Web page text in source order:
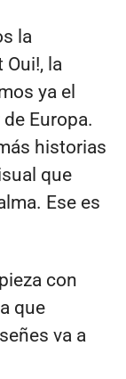
la
la
ya el
Europa.
historias
que
Ese es
con
que
va a